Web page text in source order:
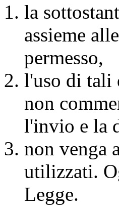
la
assieme
permesso,
l'uso di tali
non
l'invio e la
non venga
utilizzati.
Legge.